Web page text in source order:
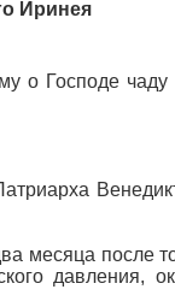
Иринея
о Господе
месяца после
давления,